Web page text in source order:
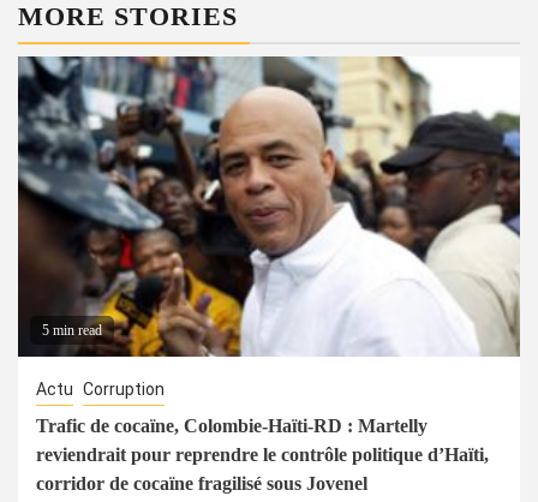
MORE STORIES
5 min read
Actu Corruption
Trafic de cocaïne, Colombie-Haïti-RD : Martelly
reviendrait pour reprendre le contrôle politique d’Haïti,
corridor de cocaïne fragilisé sous Jovenel